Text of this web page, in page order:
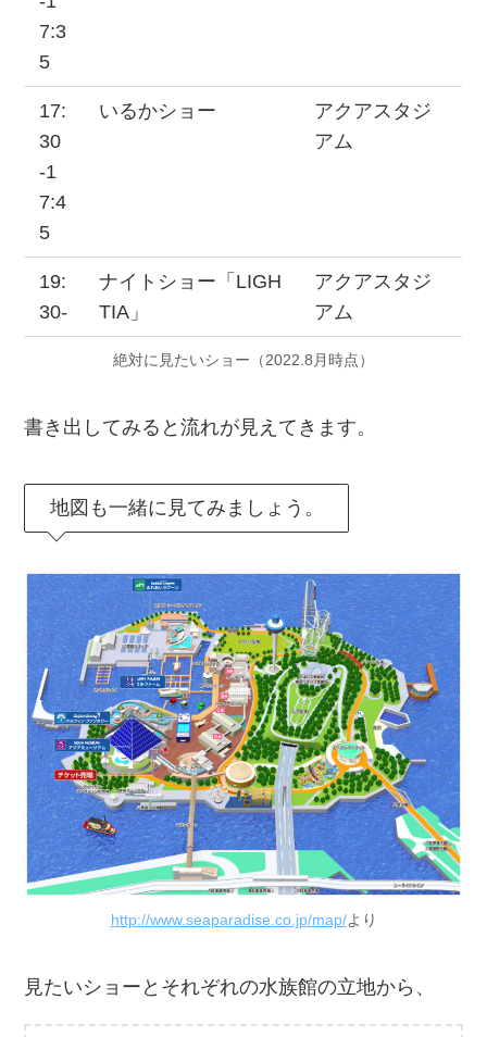
7:3
5
17:
30
-1
7:4
5
いるかショー
アクアスタジ
アム
19:
30-
ナイトショー「LIGH
TIA」
アクアスタジ
アム
絶対に見たいショー（2022.8月時点）
書き出してみると流れが見えてきます。
地図も一緒に見てみましょう。
http://www.seaparadise.co.jp/map/より
見たいショーとそれぞれの水族館の立地から、